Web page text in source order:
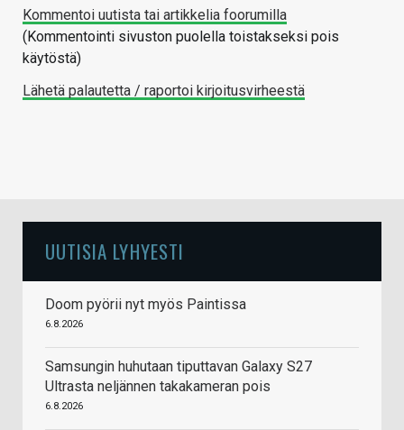
Kommentoi uutista tai artikkelia foorumilla
(Kommentointi sivuston puolella toistakseksi pois
käytöstä)
Lähetä palautetta / raportoi kirjoitusvirheestä
UUTISIA LYHYESTI
Doom pyörii nyt myös Paintissa
6.8.2026
Samsungin huhutaan tiputtavan Galaxy S27
Ultrasta neljännen takakameran pois
6.8.2026